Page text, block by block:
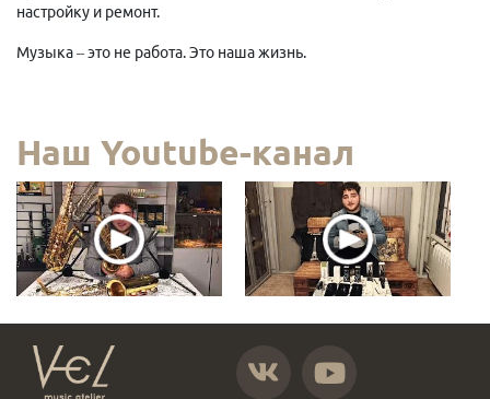
настройку и ремонт.
Музыка – это не работа. Это наша жизнь.
Наш Youtube-канал